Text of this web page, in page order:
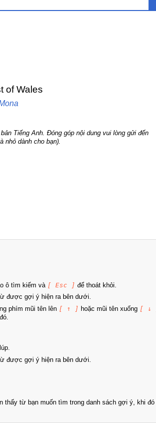
of Wales
Tiếng Anh. Đóng góp nội dung vui lòng gửi đến
nhỏ dành cho bạn).
ô tìm kiếm và [ Esc ] để thoát khỏi.
được gợi ý hiện ra bên dưới.
phím mũi tên lên [ ↑ ] hoặc mũi tên xuống [ ↓
được gợi ý hiện ra bên dưới.
thấy từ bạn muốn tìm trong danh sách gợi ý, khi